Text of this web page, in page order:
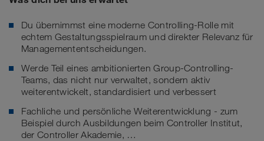
Du übernimmst eine moderne Controlling-Rolle mit
echtem Gestaltungsspielraum und direkter Relevanz für
Managemententscheidungen.
Werde Teil eines ambitionierten Group-Controlling-
Teams, das nicht nur verwaltet, sondern aktiv
weiterentwickelt, standardisiert und verbessert
Fachliche und persönliche Weiterentwicklung - zum
Beispiel durch Ausbildungen beim Controller Institut,
der Controller Akademie, …